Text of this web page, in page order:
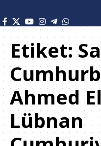
Etiket:
Ahmed
Lübnan